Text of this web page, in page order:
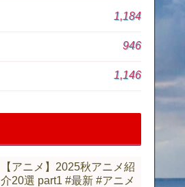
1,184
946
1,146
【アニメ】2025秋アニメ紹
介20選 part1 #最新 #アニメ